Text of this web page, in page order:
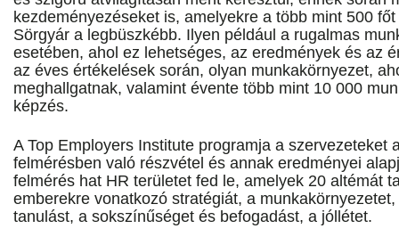
kezdeményezéseket is, amelyekre a több mint 500
Sörgyár a legbüszkébb. Ilyen például a rugalmas
esetében, ahol ez lehetséges, az eredmények és az
az éves értékelések során, olyan munkakörnyezet,
meghallgatnak, valamint évente több mint 10 000
képzés.
A Top Employers Institute programja a szervezeteket
felmérésben való részvétel és annak eredményei
felmérés hat HR területet fed le, amelyek 20 altémát
emberekre vonatkozó stratégiát, a
tanulást, a sokszínűséget és befogadást, a jóllétet.